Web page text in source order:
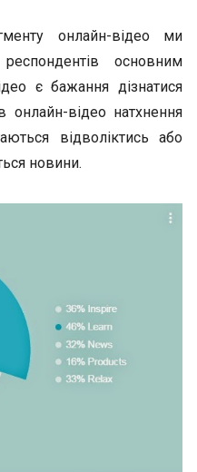
онлайн-відео ми
основним
є бажання дізнатися
відео натхнення
відволіктись або
новини.